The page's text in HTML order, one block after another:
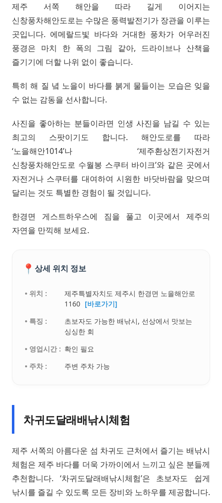
제주 서쪽 해안을 따라 길게 이어지는
신창풍차해안도로는 수많은 풍력발전기가 장관을 이루는
곳입니다. 에메랄드빛 바다와 거대한 풍차가 어우러진
풍경은 마치 한 폭의 그림 같아, 드라이브나 산책을
즐기기에 더할 나위 없이 좋습니다.
특히 해 질 녘 노을이 바다를 붉게 물들이는 모습은 잊을
수 없는 감동을 선사합니다.
사진을 좋아하는 분들이라면 인생 사진을 남길 수 있는
최고의 스팟이기도 합니다. 해안도로를 따라
‘노을해안1014’나 ‘제주환상전기자전거
신창풍차해안도로 수월봉 스쿠터 바이크’와 같은 곳에서
자전거나 스쿠터를 대여하여 시원한 바닷바람을 맞으며
달리는 것도 특별한 경험이 될 것입니다.
한경면 게스트하우스에 짐을 풀고 이곳에서 제주의
자연을 만끽해 보세요.
📍 상세 위치 정보
• 위치 :
제주특별자치도 제주시 한경면 노을해안로
1160 [바로가기]
• 특징 :
초보자도 가능한 배낚시, 선상에서 맛보는
싱싱한 회
• 영업시간 : 확인 필요
• 주차 :
주변 주차 가능
차귀도달래배낚시체험
제주 서쪽의 아름다운 섬 차귀도 근처에서 즐기는 배낚시
체험은 제주 바다를 더욱 가까이에서 느끼고 싶은 분들께
추천합니다. ‘차귀도달래배낚시체험’은 초보자도 쉽게
낚시를 즐길 수 있도록 모든 장비와 노하우를 제공합니다.